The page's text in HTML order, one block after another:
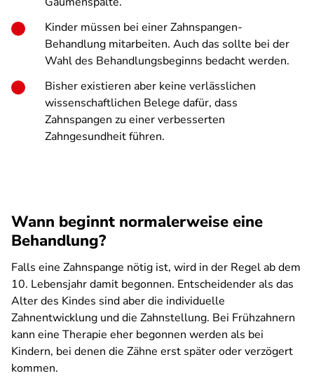
Kinder müssen bei einer Zahnspangen-
Behandlung mitarbeiten. Auch das sollte bei der
Wahl des Behandlungsbeginns bedacht werden.
Bisher existieren aber keine verlässlichen
wissenschaftlichen Belege dafür, dass
Zahnspangen zu einer verbesserten
Zahngesundheit führen.
Wann beginnt normalerweise eine
Behandlung?
Falls eine Zahnspange nötig ist, wird in der Regel ab dem
10. Lebensjahr damit begonnen. Entscheidender als das
Alter des Kindes sind aber die individuelle
Zahnentwicklung und die Zahnstellung. Bei Frühzahnern
kann eine Therapie eher begonnen werden als bei
Kindern, bei denen die Zähne erst später oder verzögert
kommen.